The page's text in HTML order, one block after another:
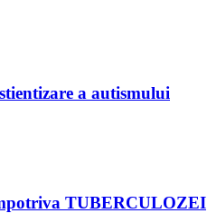
a autismului
TUBERCULOZEI